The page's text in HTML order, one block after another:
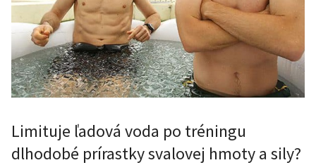
Limituje ľadová voda po tréningu
dlhodobé prírastky svalovej hmoty a sily?